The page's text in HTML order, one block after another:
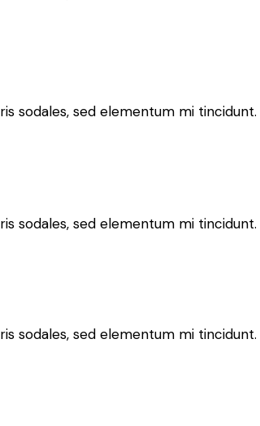
sodales, sed elementum mi
sodales, sed elementum mi
sodales, sed elementum mi